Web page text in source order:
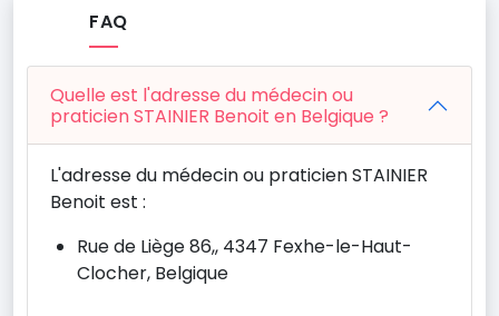
FAQ
Quelle est l'adresse du médecin ou
praticien STAINIER Benoit en Belgique ?
L'adresse du médecin ou praticien STAINIER
Benoit est :
Rue de Liège 86,, 4347 Fexhe-le-Haut-
Clocher, Belgique